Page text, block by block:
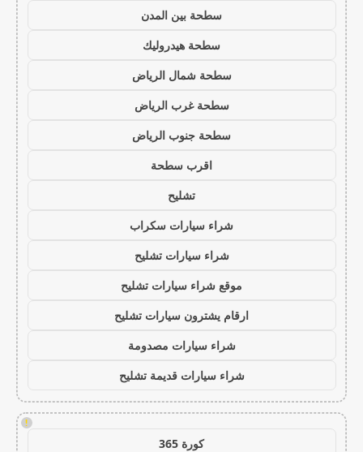
سطحة بين المدن
سطحة هيدروليك
سطحة شمال الرياض
سطحة غرب الرياض
سطحة جنوب الرياض
اقرب سطحة
تشليح
شراء سيارات سكراب
شراء سيارات تشليح
موقع شراء سيارات تشليح
ارقام يشترون سيارات تشليح
شراء سيارات مصدومة
شراء سيارات قديمة تشليح
!
كورة 365